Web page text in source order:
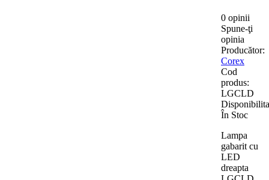
0 opinii
Spune-ţi
opinia
Producător:
Corex
Cod
produs:
LGCLD
În Stoc
Lampa
gabarit cu
LED
dreapta